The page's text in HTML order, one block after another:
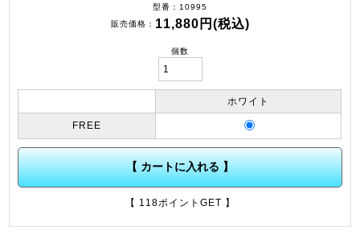
型番
10995
販売価格
11,880円(税込)
個数
ホワイト
FREE
【 カートに入れる 】
【 118ポイントGET 】